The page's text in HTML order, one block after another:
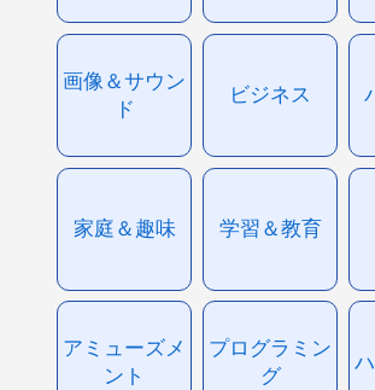
画像＆サウン
ド
ビジネス
家庭＆趣味 学習＆教育
アミューズメ
ント
プログラミン
グ